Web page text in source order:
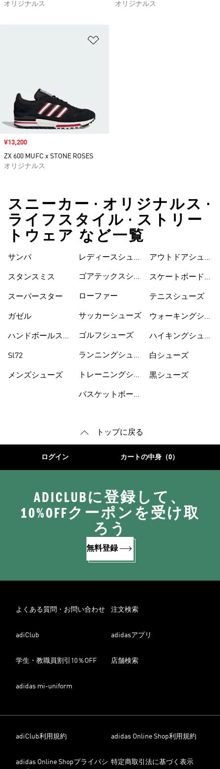
オリジナルス
オリジナルス
セール価格
¥13,200
ZX 600 MUFC x STONE ROSES
オリジナルス
スニーカー • オリジナルス •
ライフスタイル • ストリー
トウェア など一覧
サンバ
スタンスミス
スーパースター
ガゼル
ハンドボールスペ
Sl72
メンズシューズ
レディースシュー
ゴアテックスシュ
ローファー
サッカーシューズ
ゴルフシューズ
ランニングシュー
トレーニングシュ
バスケットボール
シューズ
アウトドアシュー
スケートボードシ
テニスシューズ
ウォーキングシュ
ハイキングシュー
白シューズ
黒シューズ
トップに戻る
ログイン カートの中身（0）
ADICLUBに登録して、
10%OFFクーポンを受け取
ろう
無料登録
よくある質問・お問い合わせ 注文検索
adiClub adidasアプリ
学生・教職員割引10％OFF 店舗検索
adidas mi-uniform
adiClub利用規約 adidas Online Shop利用規約
adidas Online Shopプライバシ 特定商取引法に基づく表示